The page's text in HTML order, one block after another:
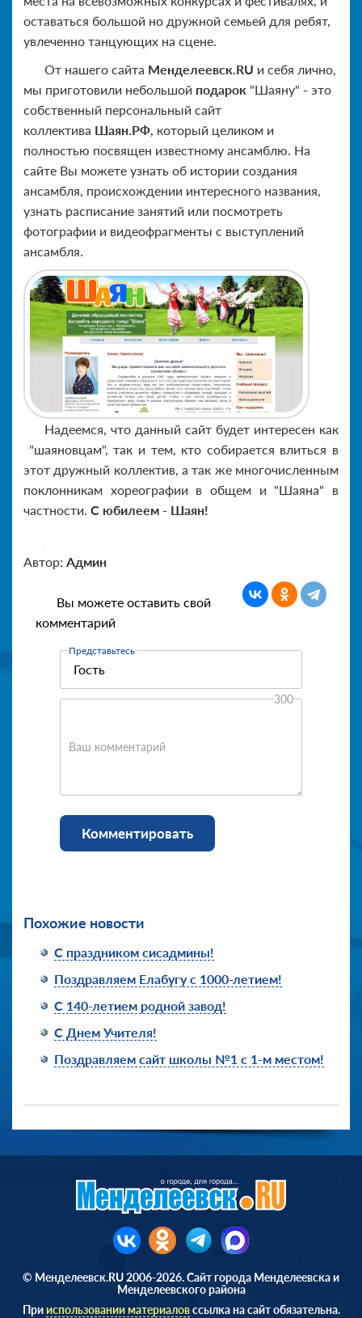
оставаться большой но дружной семьей для ребят,
увлеченно танцующих на сцене.
От нашего сайта Менделеевск.RU и себя лично,
мы приготовили небольшой подарок "Шаяну" - это
собственный персональный сайт
коллектива Шаян.РФ, который целиком и
полностью посвящен известному ансамблю. На
сайте Вы можете узнать об истории создания
ансамбля, происхождении интересного названия,
узнать расписание занятий или посмотреть
фотографии и видеофрагменты с выступлений
ансамбля.
Надеемся, что данный сайт будет интересен как
"шаяновцам", так и тем, кто собирается влиться в
этот дружный коллектив, а так же многочисленным
поклонникам хореографии в общем и "Шаяна" в
частности. С юбилеем - Шаян!
Автор: Админ
Вы можете оставить свой
комментарий
Представьтесь
Ваш комментарий
300
Комментировать
Похожие новости
С праздником сисадмины!
Поздравляем Елабугу с 1000-летием!
С 140-летием родной завод!
С Днем Учителя!
Поздравляем сайт школы №1 с 1-м местом!
© Менделеевск.RU 2006-2026. Сайт города Менделеевска и
Менделеевского района
Прииспользовании материаловссылка на сайт обязательна.